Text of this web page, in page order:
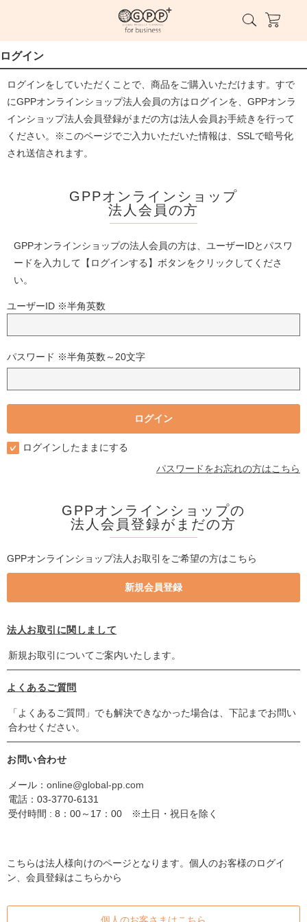
ログイン
ログインをしていただくことで、商品をご購入いただけます。すで
にGPPオンラインショップ法人会員の方はログインを、GPPオンラ
インショップ法人会員登録がまだの方は法人会員お手続きを行って
ください。※このページでご入力いただいた情報は、SSLで暗号化
され送信されます。
GPPオンラインショップ
法人会員の方
GPPオンラインショップの法人会員の方は、ユーザーIDとパスワ
ードを入力して【ログインする】ボタンをクリックしてくださ
い。
ユーザーID ※半角英数
パスワード ※半角英数～20文字
ログインしたままにする
パスワードをお忘れの方はこちら
GPPオンラインショップの
法人会員登録がまだの方
GPPオンラインショップ法人お取引をご希望の方はこちら
法人お取引に関しまして
新規お取引についてご案内いたします。
よくあるご質問
「よくあるご質問」でも解決できなかった場合は、下記までお問い
合わせください。
お問い合わせ
メール： online@global-pp.com
電話： 03-3770-6131
受付時間 : 8：00～17：00 ※土日・祝日を除く
こちらは法人様向けのページとなります。個人のお客様のログイ
ン、会員登録はこちらから